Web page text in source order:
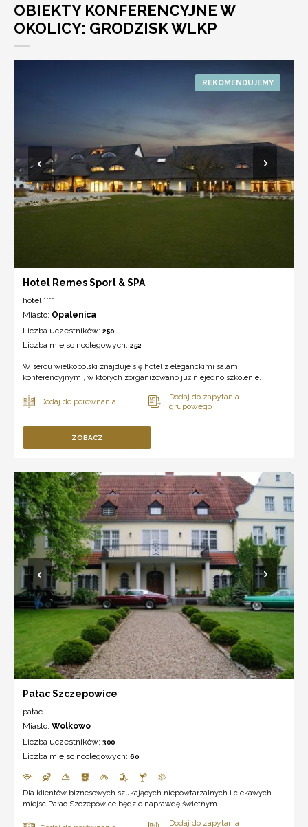
OBIEKTY KONFERENCYJNE W
OKOLICY: GRODZISK WLKP
Hotel Remes Sport & SPA
hotel ****
Miasto: Opalenica
Liczba uczestników: 250
Liczba miejsc noclegowych: 252
W sercu wielkopolski znajduje się hotel z eleganckimi salami
konferencyjnymi, w których zorganizowano już niejedno szkolenie.
ZOBACZ
Pałac Szczepowice
pałac
Miasto: Wolkowo
Liczba uczestników: 300
Liczba miejsc noclegowych: 60
Dla klientów biznesowych szukających niepowtarzalnych i ciekawych
miejsc Pałac Szczepowice będzie naprawdę świetnym ...